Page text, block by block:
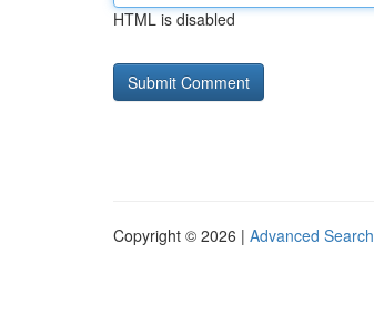
HTML is disabled
Copyright © 2026 | Advanced Search